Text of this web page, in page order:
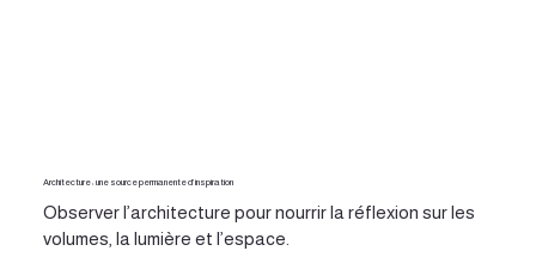
Architecture : une source permanente d’inspiration
Observer l’architecture pour nourrir la réflexion sur les
volumes, la lumière et l’espace.